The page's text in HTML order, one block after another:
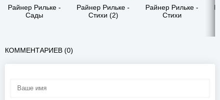
Райнер Рильке -
Сады
Райнер Рильке -
Стихи (2)
Райнер Рильке -
Стихи
КОММЕНТАРИЕВ (0)